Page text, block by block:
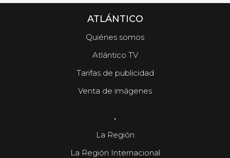
ATLÁNTICO
Quiénes somos
Atlántico TV
Tarifas de publicidad
Venta de imágenes
.
La Región
La Región Internacional